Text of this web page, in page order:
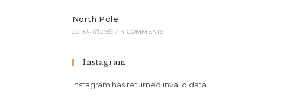
North Pole
2018年1月29日 / 4 COMMENTS
Instagram
Instagram has returned invalid data.